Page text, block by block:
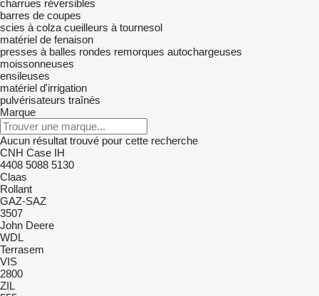
charrues réversibles
barres de coupes
scies à colza cueilleurs à tournesol
matériel de fenaison
presses à balles rondes remorques autochargeuses
moissonneuses
ensileuses
matériel d'irrigation
pulvérisateurs traînés
Marque
Aucun résultat trouvé pour cette recherche
CNH Case IH
4408 5088 5130
Claas
Rollant
GAZ-SAZ
3507
John Deere
WDL
Terrasem
VIS
2800
ZIL